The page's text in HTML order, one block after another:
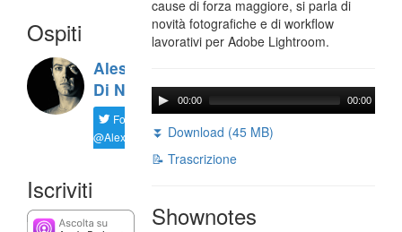
Ospiti
Alessandro
Di Noia
Follow
@AlexD75
Iscriviti
cause di forza maggiore, si parla di
novità fotografiche e di workflow
lavorativi per Adobe Lightroom.
00:00 00:00
⏬ Download (45 MB)
📝 Trascrizione
Shownotes